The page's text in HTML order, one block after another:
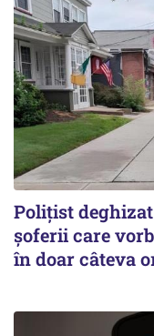
Polițist
șoferii care
în doar câteva